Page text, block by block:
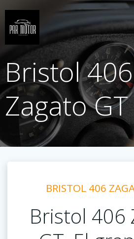
Saltar
al
Bristol 406
Zagato GT
BRISTOL 406
Bristol 406